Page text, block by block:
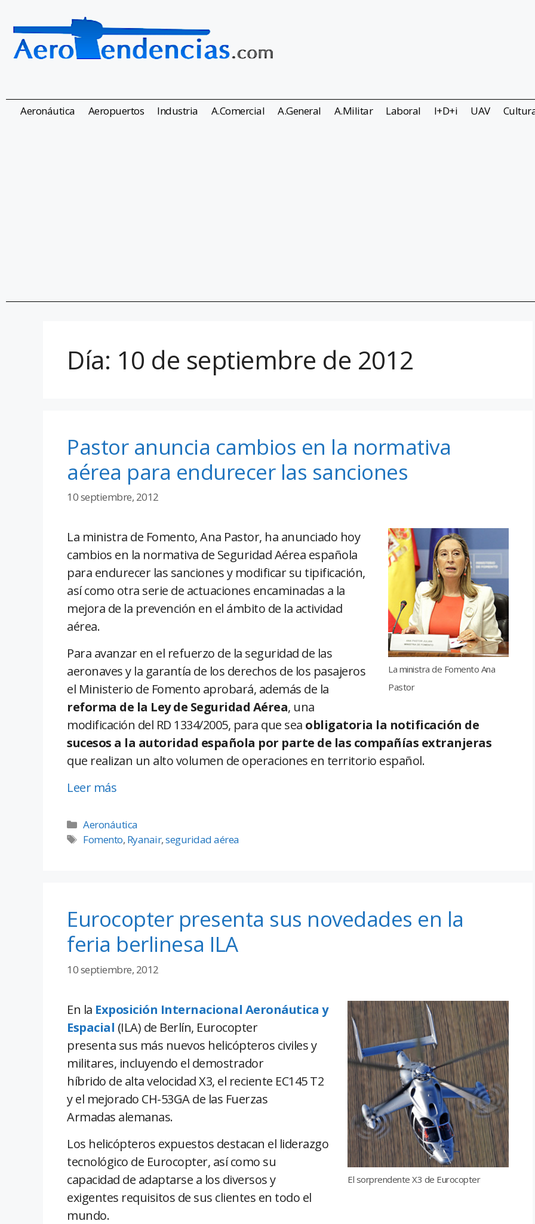
Aeronáutica Aeropuertos Industria A.Comercial A.General A.Militar Laboral I+D+i UAV
Día: 10 de septiembre de 2012
Pastor anuncia cambios en la normativa
aérea para endurecer las sanciones
10 septiembre, 2012
La ministra de Fomento Ana
Pastor
La ministra de Fomento, Ana Pastor, ha anunciado hoy
cambios en la normativa de Seguridad Aérea española
para endurecer las sanciones y modificar su tipificación,
así como otra serie de actuaciones encaminadas a la
mejora de la prevención en el ámbito de la actividad
aérea.
Para avanzar en el refuerzo de la seguridad de las
aeronaves y la garantía de los derechos de los pasajeros
el Ministerio de Fomento aprobará, además de la
reforma de la Ley de Seguridad Aérea, una
modificación del RD 1334/2005, para que sea obligatoria la notificación de
sucesos a la autoridad española por parte de las compañías extranjeras
que realizan un alto volumen de operaciones en territorio español.
Leer más
Aeronáutica
Fomento, Ryanair,seguridad aérea
Eurocopter presenta sus novedades en la
feria berlinesa ILA
10 septiembre, 2012
El sorprendente X3 de Eurocopter
En la Exposición Internacional Aeronáutica y
Espacial (ILA) de Berlín, Eurocopter
presenta sus más nuevos helicópteros civiles y
militares, incluyendo el demostrador
híbrido de alta velocidad X3, el reciente EC145 T2
y el mejorado CH-53GA de las Fuerzas
Armadas alemanas.
Los helicópteros expuestos destacan el liderazgo
tecnológico de Eurocopter, así como su
capacidad de adaptarse a los diversos y
exigentes requisitos de sus clientes en todo el
mundo.